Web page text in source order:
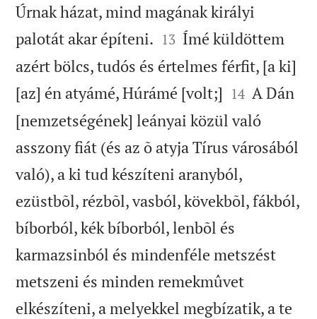
Úrnak házat, mind magának királyi
palotát akar építeni. 

13 Ímé küldöttem
azért bölcs, tudós és értelmes férfit, [a ki]
[az] én atyámé, Húrámé [volt;] 

14 A Dán
[nemzetségének] leányai közül való
asszony fiát (és az õ atyja Tírus városából
való), a ki tud készíteni aranyból,
ezüstbõl, rézbõl, vasból, kövekbõl, fákból,
bíborból, kék bíborból, lenbõl és
karmazsinból és mindenféle metszést
metszeni és minden remekmûvet
elkészíteni, a melyekkel megbízatik, a te